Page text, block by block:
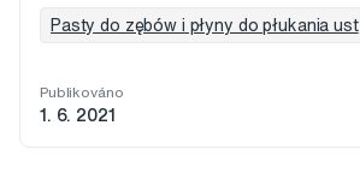
Pasty do zębów i płyny do płukania ust
Publikováno
1. 6. 2021